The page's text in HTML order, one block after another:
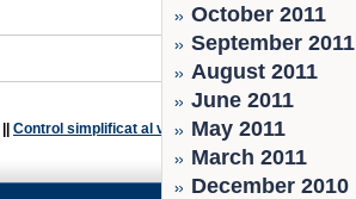
Control simplificat al vizelor in
October 2011
September 2011
August 2011
June 2011
May 2011
March 2011
December 2010